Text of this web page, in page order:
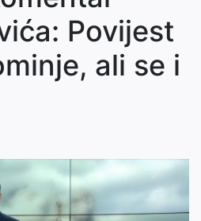
Povijest
ali se i